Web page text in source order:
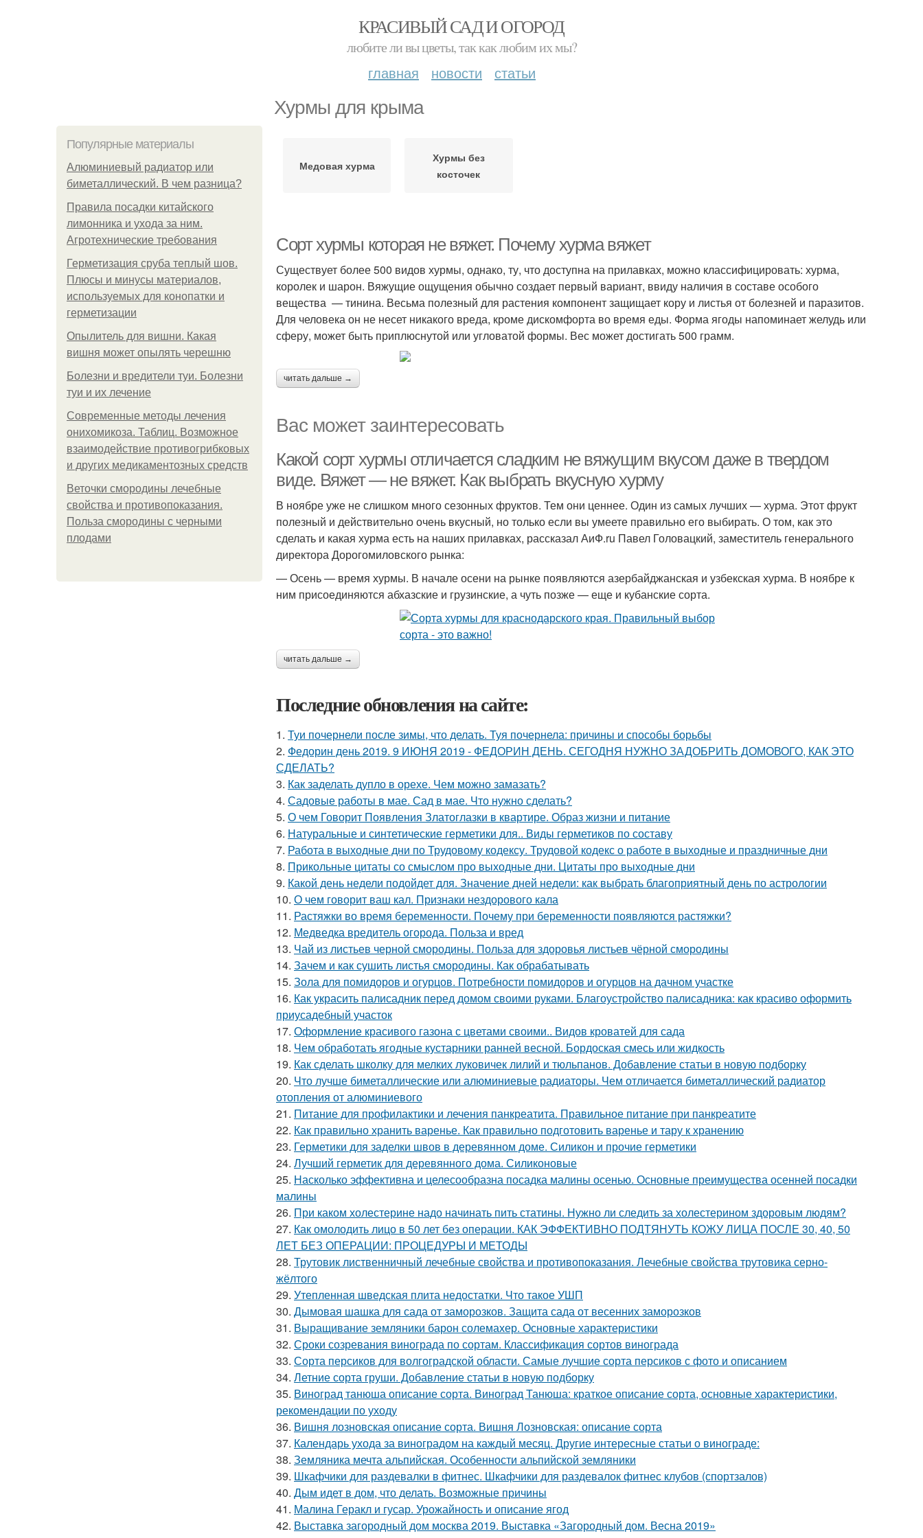
КРАСИВЫЙ САД И ОГОРОД
любите ли вы цветы, так как любим их мы?
главная новости статьи
Хурмы для крыма
Популярные материалы
Алюминиевый радиатор или
биметаллический. В чем разница?
Правила посадки китайского
лимонника и ухода за ним.
Агротехнические требования
Герметизация сруба теплый шов.
Плюсы и минусы материалов,
используемых для конопатки и
герметизации
Опылитель для вишни. Какая
вишня может опылять черешню
Болезни и вредители туи. Болезни
туи и их лечение
Современные методы лечения
онихомикоза. Таблиц. Возможное
взаимодействие противогрибковых
и других медикаментозных средств
Веточки смородины лечебные
свойства и противопоказания.
Польза смородины с черными
плодами
Медовая хурма
Хурмы без
косточек
Сорт хурмы которая не вяжет. Почему хурма вяжет
Существует более 500 видов хурмы, однако, ту, что доступна на прилавках, можно классифицировать: хурма,
королек и шарон. Вяжущие ощущения обычно создает первый вариант, ввиду наличия в составе особого
вещества — тинина. Весьма полезный для растения компонент защищает кору и листья от болезней и паразитов.
Для человека он не несет никакого вреда, кроме дискомфорта во время еды. Форма ягоды напоминает желудь или
сферу, может быть приплюснутой или угловатой формы. Вес может достигать 500 грамм.
читать дальше →
Вас может заинтересовать
Какой сорт хурмы отличается сладким не вяжущим вкусом даже в твердом
виде. Вяжет — не вяжет. Как выбрать вкусную хурму
В ноябре уже не слишком много сезонных фруктов. Тем они ценнее. Один из самых лучших — хурма. Этот фрукт
полезный и действительно очень вкусный, но только если вы умеете правильно его выбирать. О том, как это
сделать и какая хурма есть на наших прилавках, рассказал АиФ.ru Павел Головацкий, заместитель генерального
директора Дорогомиловского рынка:
— Осень — время хурмы. В начале осени на рынке появляются азербайджанская и узбекская хурма. В ноябре к
ним присоединяются абхазские и грузинские, а чуть позже — еще и кубанские сорта.
читать дальше →
Последние обновления на сайте:
1. Туи почернели после зимы, что делать. Туя почернела: причины и способы борьбы
2. Федорин день 2019. 9 ИЮНЯ 2019 - ФЕДОРИН ДЕНЬ. СЕГОДНЯ НУЖНО ЗАДОБРИТЬ ДОМОВОГО, КАК ЭТО
СДЕЛАТЬ?
3. Как заделать дупло в орехе. Чем можно замазать?
4. Садовые работы в мае. Сад в мае. Что нужно сделать?
5. О чем Говорит Появления Златоглазки в квартире. Образ жизни и питание
6. Натуральные и синтетические герметики для.. Виды герметиков по составу
7. Работа в выходные дни по Трудовому кодексу. Трудовой кодекс о работе в выходные и праздничные дни
8. Прикольные цитаты со смыслом про выходные дни. Цитаты про выходные дни
9. Какой день недели подойдет для. Значение дней недели: как выбрать благоприятный день по астрологии
10. О чем говорит ваш кал. Признаки нездорового кала
11. Растяжки во время беременности. Почему при беременности появляются растяжки?
12. Медведка вредитель огорода. Польза и вред
13. Чай из листьев черной смородины. Польза для здоровья листьев чёрной смородины
14. Зачем и как сушить листья смородины. Как обрабатывать
15. Зола для помидоров и огурцов. Потребности помидоров и огурцов на дачном участке
16. Как украсить палисадник перед домом своими руками. Благоустройство палисадника: как красиво оформить
приусадебный участок
17. Оформление красивого газона с цветами своими.. Видов кроватей для сада
18. Чем обработать ягодные кустарники ранней весной. Бордоская смесь или жидкость
19. Как сделать школку для мелких луковичек лилий и тюльпанов. Добавление статьи в новую подборку
20. Что лучше биметаллические или алюминиевые радиаторы. Чем отличается биметаллический радиатор
отопления от алюминиевого
21. Питание для профилактики и лечения панкреатита. Правильное питание при панкреатите
22. Как правильно хранить варенье. Как правильно подготовить варенье и тару к хранению
23. Герметики для заделки швов в деревянном доме. Силикон и прочие герметики
24. Лучший герметик для деревянного дома. Силиконовые
25. Насколько эффективна и целесообразна посадка малины осенью. Основные преимущества осенней посадки
малины
26. При каком холестерине надо начинать пить статины. Нужно ли следить за холестерином здоровым людям?
27. Как омолодить лицо в 50 лет без операции. КАК ЭФФЕКТИВНО ПОДТЯНУТЬ КОЖУ ЛИЦА ПОСЛЕ 30, 40, 50
ЛЕТ БЕЗ ОПЕРАЦИИ: ПРОЦЕДУРЫ И МЕТОДЫ
28. Трутовик лиственничный лечебные свойства и противопоказания. Лечебные свойства трутовика серно-
жёлтого
29. Утепленная шведская плита недостатки. Что такое УШП
30. Дымовая шашка для сада от заморозков. Защита сада от весенних заморозков
31. Выращивание земляники барон солемахер. Основные характеристики
32. Сроки созревания винограда по сортам. Классификация сортов винограда
33. Сорта персиков для волгоградской области. Самые лучшие сорта персиков с фото и описанием
34. Летние сорта груши. Добавление статьи в новую подборку
35. Виноград танюша описание сорта. Виноград Танюша: краткое описание сорта, основные характеристики,
рекомендации по уходу
36. Вишня лозновская описание сорта. Вишня Лозновская: описание сорта
37. Календарь ухода за виноградом на каждый месяц. Другие интересные статьи о винограде:
38. Земляника мечта альпийская. Особенности альпийской земляники
39. Шкафчики для раздевалки в фитнес. Шкафчики для раздевалок фитнес клубов (спортзалов)
40. Дым идет в дом, что делать. Возможные причины
41. Малина Геракл и гусар. Урожайность и описание ягод
42. Выставка загородный дом москва 2019. Выставка «Загородный дом. Весна 2019»